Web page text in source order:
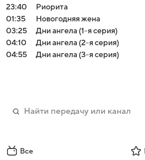
23:40
Риорита
01:35
Новогодняя жена
03:25
Дни ангела (1-я серия)
04:10
Дни ангела (2-я серия)
04:55
Дни ангела (3-я серия)
Все